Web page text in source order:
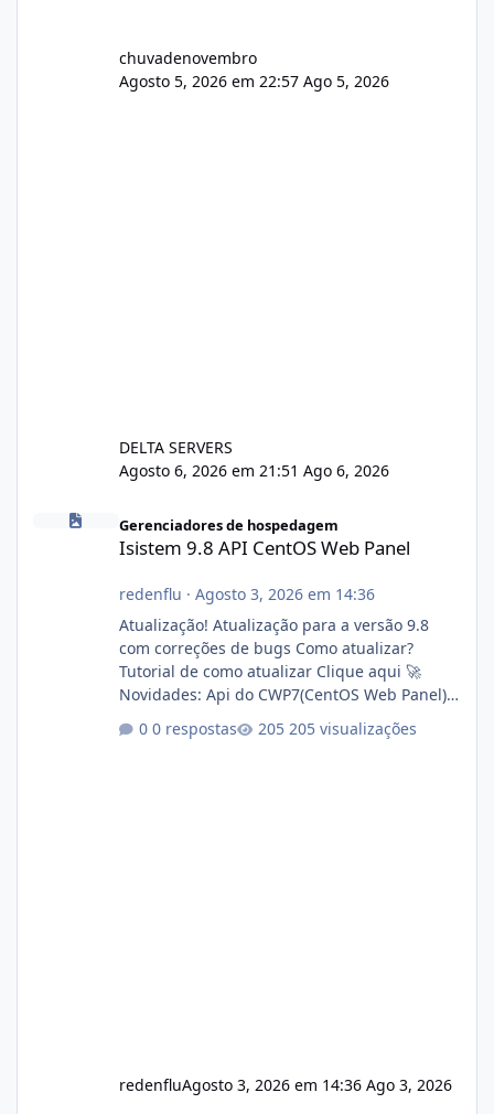
chuvadenovembro
Agosto 5, 2026 em 22:57 Ago 5, 2026
DELTA SERVERS
Agosto 6, 2026 em 21:51 Ago 6, 2026
Gerenciadores de hospedagem
Isistem 9.8 API CentOS Web Panel
redenflu · Agosto 3, 2026 em 14:36
Atualização! Atualização para a versão 9.8
com correções de bugs Como atualizar?
Tutorial de como atualizar Clique aqui 🚀
Novidades: Api do CWP7(CentOS Web Panel)
autorizado a usasr o isistem:
0 respostas 205 visualizações
redenfluAgosto 3, 2026 em 14:36 Ago 3, 2026